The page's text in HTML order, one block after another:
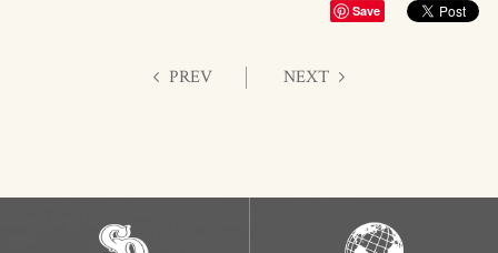
Save
PREV NEXT